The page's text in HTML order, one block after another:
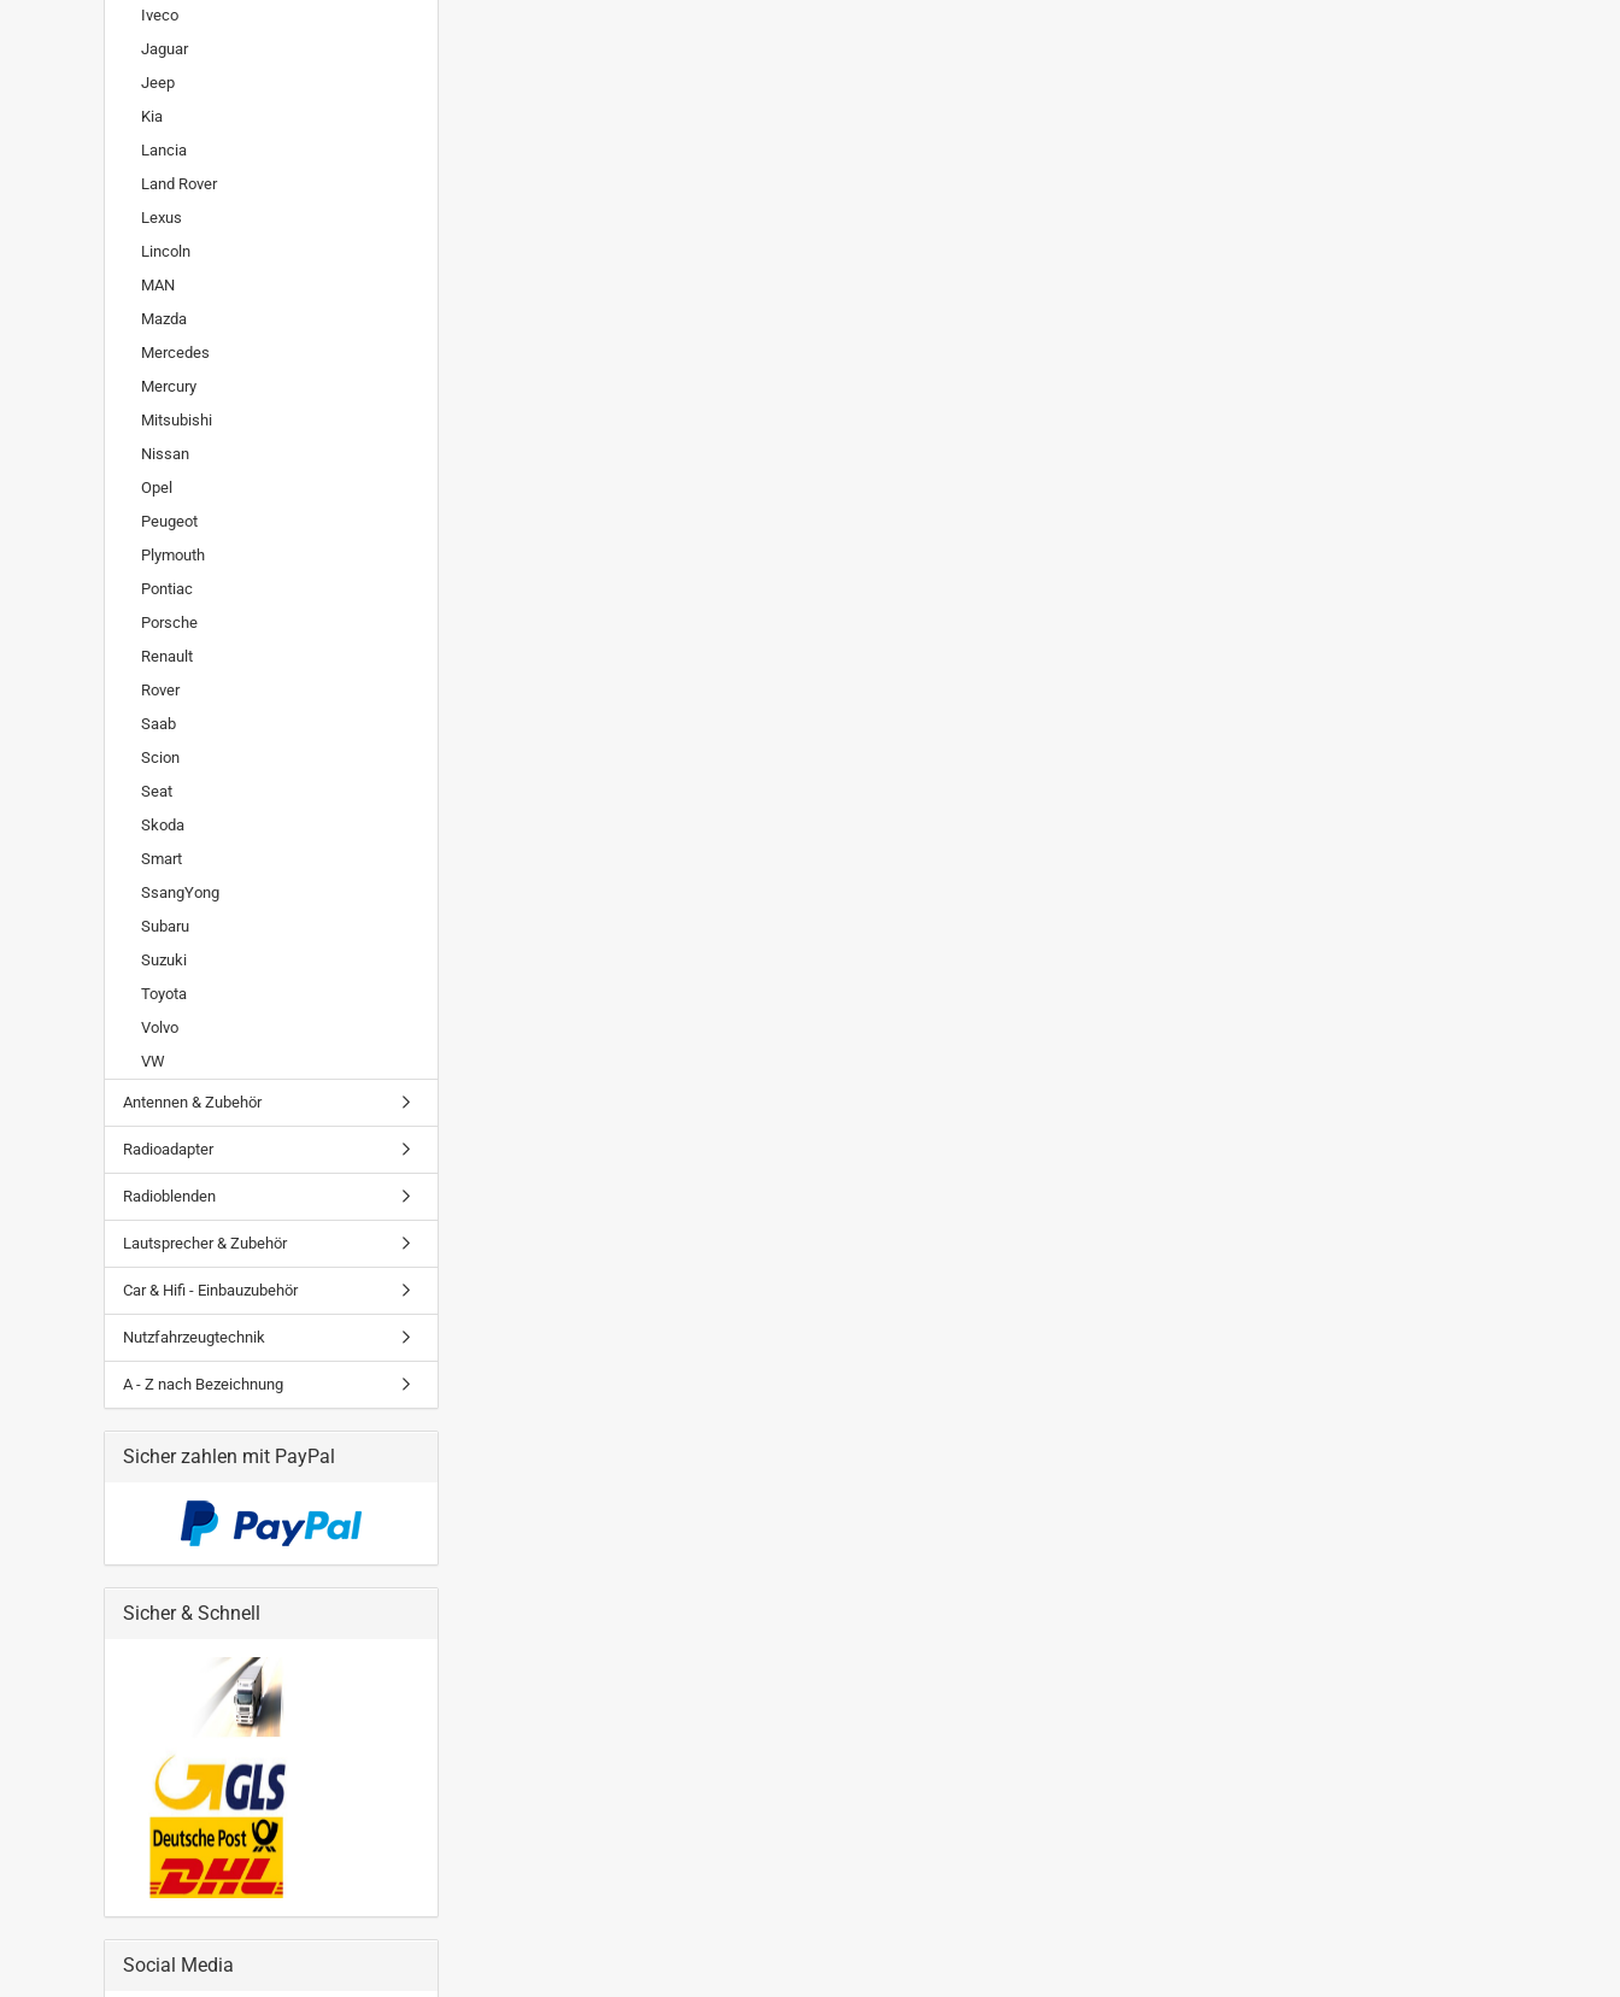
Iveco
Jaguar
Jeep
Kia
Lancia
Land Rover
Lexus
Lincoln
MAN
Mazda
Mercedes
Mercury
Mitsubishi
Nissan
Opel
Peugeot
Plymouth
Pontiac
Porsche
Renault
Rover
Saab
Scion
Seat
Skoda
Smart
SsangYong
Subaru
Suzuki
Toyota
Volvo
VW
Antennen & Zubehör
Radioadapter
Radioblenden
Lautsprecher & Zubehör
Car & Hifi - Einbauzubehör
Nutzfahrzeugtechnik
A - Z nach Bezeichnung
Sicher zahlen mit PayPal
Sicher & Schnell
Social Media